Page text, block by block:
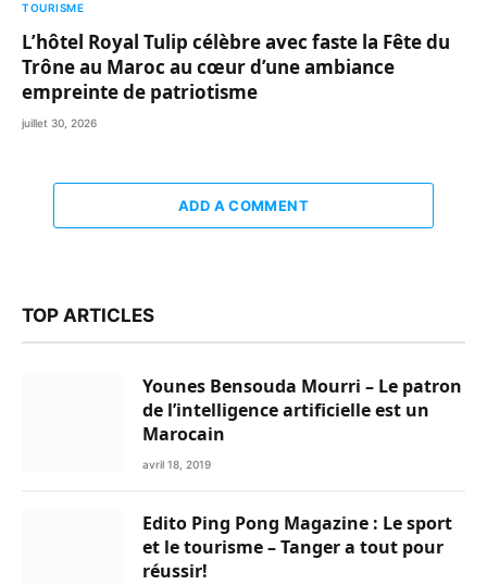
TOURISME
L’hôtel Royal Tulip célèbre avec faste la Fête du
Trône au Maroc au cœur d’une ambiance
empreinte de patriotisme
juillet 30, 2026
ADD A COMMENT
TOP ARTICLES
Younes Bensouda Mourri – Le patron
de l’intelligence artificielle est un
Marocain
avril 18, 2019
Edito Ping Pong Magazine : Le sport
et le tourisme – Tanger a tout pour
réussir!